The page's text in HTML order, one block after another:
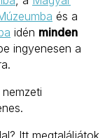
és a
idén minden
ingyenesen a